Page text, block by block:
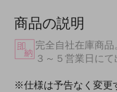
商品の説明
完全自社在庫商品
３～５営業日にて
※仕様は予告なく変更